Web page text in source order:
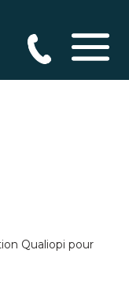
Qualiopi pour